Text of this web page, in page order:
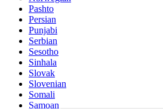
Pashto
Persian
Punjabi
Serbian
Sesotho
Sinhala
Slovak
Slovenian
Somali
Samoan